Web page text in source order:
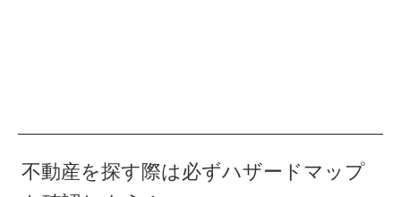
不動産を探す際は必ずハザードマップ